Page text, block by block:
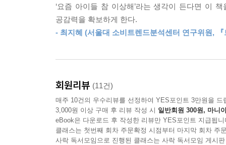
---「알파세대 양육법」중에서
교사와 부모들은 모두 전자기기가 손으로 필기하
---「알파세대 교육법」중에서
알파세대가 진로 결정을 해야 하는 시기에 도달
에게 더는 고등학교 졸업 후의 자격 요건을 요구
고 자기만의 길을 찾는 사람들은 특출한 사람들입
*왜 알파세대는 사회와 환경 이슈에 민감한가
*밀레니얼 세대 부모는 알파세대에게 어떤 영향을
*아이패드를 보여주는 것이 알파세대에게 정말 해
*그들의 시대에는 어떤 직업이 사라지고 생겨날까
가장 디지털적이면서
가장 인간적인 신인류
‘요즘 아이들 참 이상해’라는 생각이 든다면 이
공감력을 확보하게 한다.
- 최지혜 (서울대 소비트렌드분석센터 연구위원,
회원리뷰 (11건)
매주 10건의 우수리뷰를 선정하여 YES포인트 3만원을 드
3,000원 이상 구매 후 리뷰 작성 시 일반회원 300원, 마니
eBook은 다운로드 후 작성한 리뷰만 YES포인트 지급됩니
클래스는 첫번째 회차 주문확정 시점부터 마지막 회차 주
사락 독서모임으로 진행된 클래스는 사락 독서모임 게시